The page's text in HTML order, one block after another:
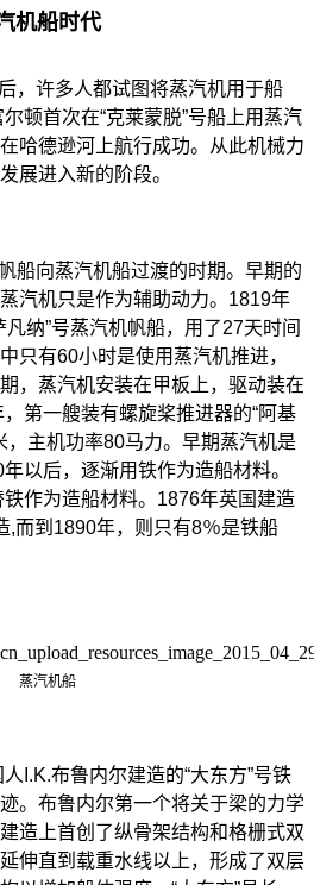
机船时代
，许多人都试图将蒸汽机用于船
尔顿首次在“克莱蒙脱”号船上用蒸汽
哈德逊河上航行成功。从此机械力
展进入新的阶段。
船向蒸汽机船过渡的时期。早期的
汽机只是作为辅助动力。 1819年
凡纳”号蒸汽机帆船，用了27天时间
只有60小时是使用蒸汽机推进，
，蒸汽机安装在甲板上，驱动装在
，第一艘装有螺旋桨推进器的“阿基
，主机功率80马力。早期蒸汽机是
年以后，逐渐用铁作为造船材料。
作为造船材料。 1876年英国建造
,而到 1890年，则只有8％是铁船
蒸汽机船
人 I.K.布鲁内尔建造的“大东方”号铁
。布鲁内尔第一个将关于梁的力学
造上首创了纵骨架结构和格栅式双
伸直到载重水线以上，形成了双层